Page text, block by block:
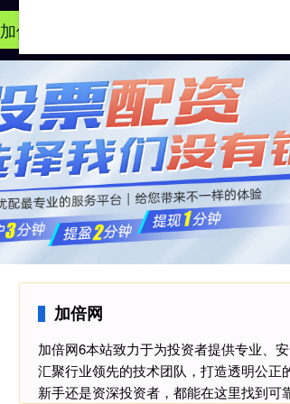
加倍网
加倍网
加倍网6本站致力于为投资者提供专业、
汇聚行业领先的技术团队，打造透明公
新手还是资深投资者，都能在这里找到可